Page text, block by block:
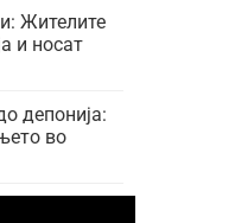
Жителите
и носат
депонија:
во